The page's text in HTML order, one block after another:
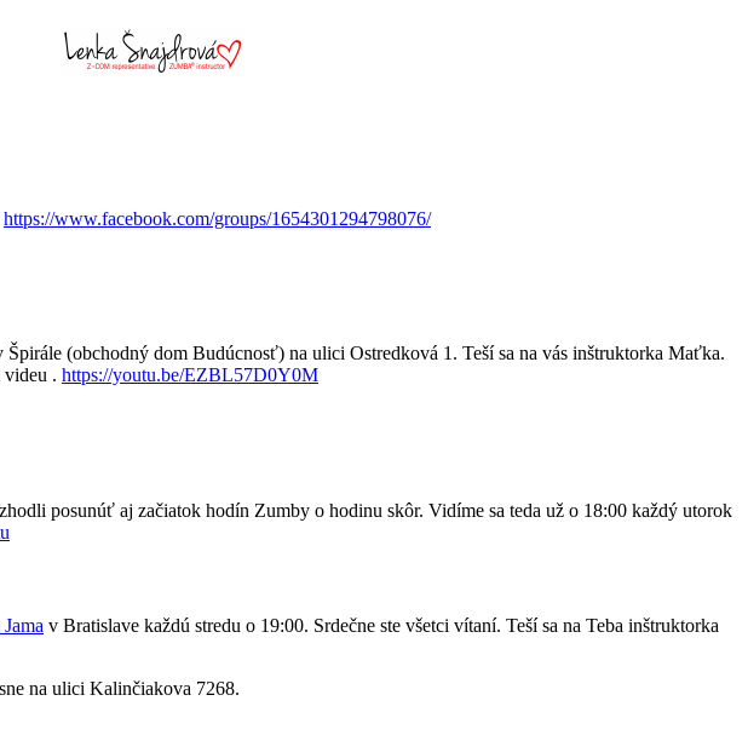
https://www.facebook.com/groups/1654301294798076/
(obchodný dom Budúcnosť) na ulici Ostredková 1. Teší sa na vás inštruktorka Maťka.
videu . https://youtu.be/EZBL57D0Y0M
posunúť aj začiatok hodín Zumby o hodinu skôr. Vidíme sa teda už o 18:00 každý utorok
v Bratislave každú stredu o 19:00. Srdečne ste všetci vítaní. Teší sa na Teba inštruktorka
na ulici Kalinčiakova 7268.